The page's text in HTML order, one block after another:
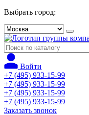
Выбрать город:
Войти
+7 (495) 933-15-99
+7 (495) 933-15-99
+7 (495) 933-15-99
+7 (495) 933-15-99
Заказать звонок